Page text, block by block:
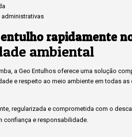
rapidamente
ambiental
a Geo Entulhos oferece uma solução
e respeito ao meio ambiente em todas as
regularizada e comprometida com o
confiança e responsabilidade.